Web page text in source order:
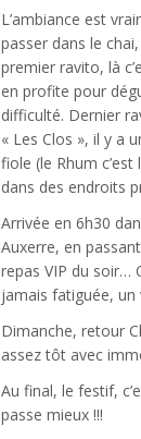
L’ambiance est
passer dans le
premier ravito, là
en profite pour
difficulté. Dernier
« Les Clos », il y a
fiole (le Rhum
dans des endroits
Arrivée en 6h30
Auxerre, en
repas VIP du soir…
jamais fatiguée,
Dimanche, retour
assez tôt avec
Au final, le festif,
passe mieux !!!